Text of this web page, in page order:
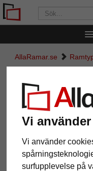
Vi
Vi använder
surfupplevelse på
AllaRamar.se
Träram Figari